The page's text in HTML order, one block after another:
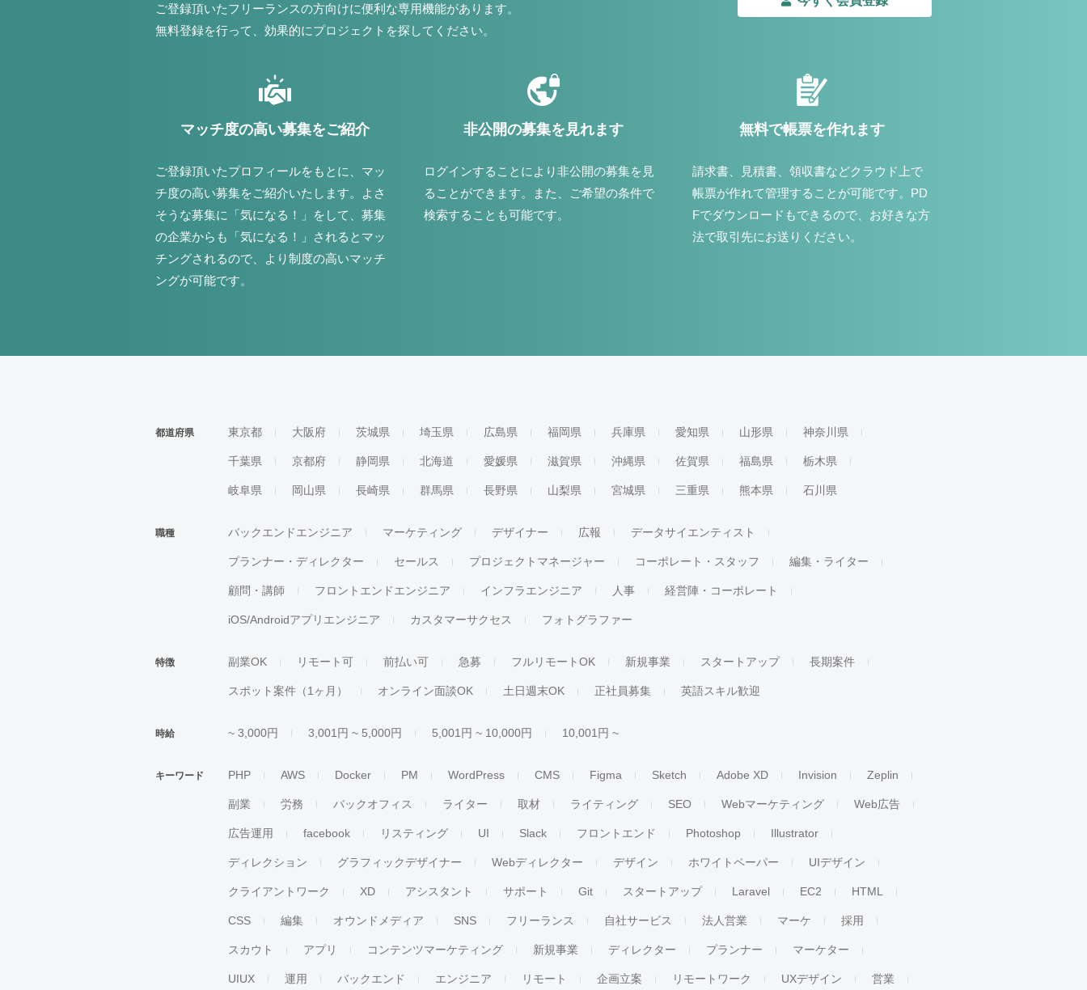
ご登録頂いたフリーランスの方向けに便利な専用機能があります。
無料登録を行って、効果的にプロジェクトを探してください。
マッチ度の高い募集をご紹介
ご登録頂いたプロフィールをもとに、マッ
チ度の高い募集をご紹介いたします。よさ
そうな募集に「気になる！」をして、募集
の企業からも「気になる！」されるとマッ
チングされるので、より制度の高いマッチ
ングが可能です。
非公開の募集を見れます
ログインすることにより非公開の募集を見
ることができます。また、ご希望の条件で
検索することも可能です。
無料で帳票を作れます
請求書、見積書、領収書などクラウド上で
帳票が作れて管理することが可能です。PD
Fでダウンロードもできるので、お好きな方
法で取引先にお送りください。
都道府県 東京都 大阪府 茨城県 埼玉県 広島県 福岡県 兵庫県 愛知県 山形県 神奈川県
千葉県 京都府 静岡県 北海道 愛媛県 滋賀県 沖縄県 佐賀県 福島県 栃木県
岐阜県 岡山県 長崎県 群馬県 長野県 山梨県 宮城県 三重県 熊本県 石川県
職種 バックエンドエンジニア マーケティング デザイナー 広報 データサイエンティスト
プランナー・ディレクター セールス プロジェクトマネージャー コーポレート・スタッフ 編集・ライター
顧問・講師 フロントエンドエンジニア インフラエンジニア 人事 経営陣・コーポレート
iOS/Androidアプリエンジニア カスタマーサクセス フォトグラファー
特徴 副業OK リモート可 前払い可 急募 フルリモートOK 新規事業 スタートアップ 長期案件
スポット案件（1ヶ月） オンライン面談OK 土日週末OK 正社員募集 英語スキル歓迎
時給 ~ 3,000円 3,001円 ~ 5,000円 5,001円 ~ 10,000円 10,001円 ~
キーワード PHP AWS Docker PM WordPress CMS Figma Sketch Adobe XD Invision Zeplin
副業 労務 バックオフィス ライター 取材 ライティング SEO Webマーケティング Web広告
広告運用 facebook リスティング UI Slack フロントエンド Photoshop Illustrator
ディレクション グラフィックデザイナー Webディレクター デザイン ホワイトペーパー UIデザイン
クライアントワーク XD アシスタント サポート Git スタートアップ Laravel EC2 HTML
CSS 編集 オウンドメディア SNS フリーランス 自社サービス 法人営業 マーケ 採用
スカウト アプリ コンテンツマーケティング 新規事業 ディレクター プランナー マーケター
UIUX 運用 バックエンド エンジニア リモート 企画立案 リモートワーク UXデザイン 営業